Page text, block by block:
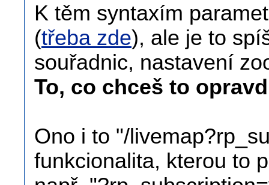
K těm syntaxím
(třeba zde), ale je to
souřadnic, nastavení
To, co chceš to
Ono i to "/
funkcionalita, kterou to